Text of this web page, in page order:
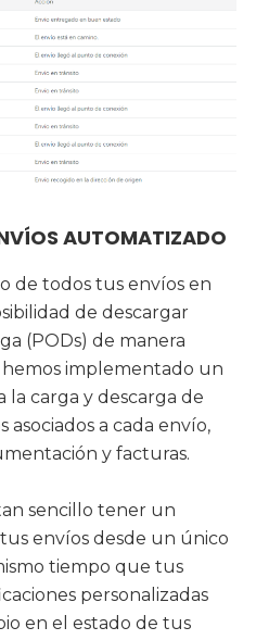
AUTOMATIZADO
de todos tus envíos en
de descargar
(PODs) de manera
hemos implementado un
la carga y descarga de
a cada envío,
y facturas.
sencillo tener un
envíos desde un único
tiempo que tus
personalizadas
en el estado de tus